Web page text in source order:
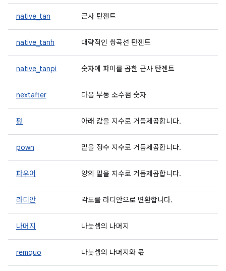
native_tan 근사 탄젠트
native_tanh 대략적인 쌍곡선 탄젠트
native_tanpi 숫자에 파이를 곱한 근사 탄젠트
nextafter 다음 부동 소수점 숫자
펑 아래 값을 지수로 거듭제곱합니다.
pown 밑을 정수 지수로 거듭제곱합니다.
파우어 양의 밑을 지수로 거듭제곱합니다.
라디안 각도를 라디안으로 변환합니다.
나머지 나눗셈의 나머지
remquo 나눗셈의 나머지와 몫